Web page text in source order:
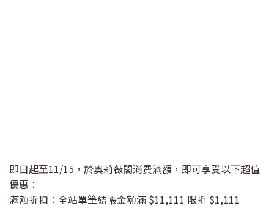
即日起至11/15，於奧莉薇閣消費滿額，即可享受以下超值
優惠：
滿額折扣：全站單筆結帳金額滿 $11,111 限折 $1,111